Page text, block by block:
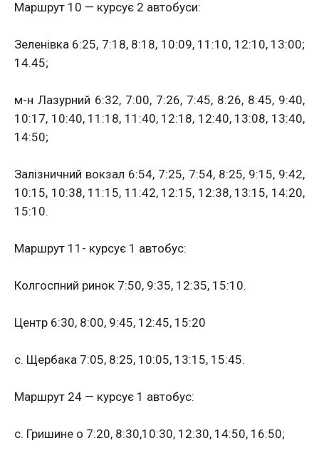
Маршрут 10 — курсує 2 автобуси:
Зеленівка 6:25, 7:18, 8:18, 10:09, 11:10, 12:10, 13:00;
14.45;
м-н Лазурний 6:32, 7:00, 7:26, 7:45, 8:26, 8:45, 9:40,
10:17, 10:40, 11:18, 11:40, 12:18, 12:40, 13:08, 13:40,
14:50;
Залізничний вокзал 6:54, 7:25, 7:54, 8:25, 9:15, 9:42,
10:15, 10:38, 11:15, 11:42, 12:15, 12:38, 13:15, 14:20,
15:10.
Маршрут 11- курсує 1 автобус:
Колгоспний ринок 7:50, 9:35, 12:35, 15:10.
Центр 6:30, 8:00, 9:45, 12:45, 15:20
с. Щербака 7:05, 8:25, 10:05, 13:15, 15:45.
Маршрут 24 — курсує 1 автобус:
с. Гришине о 7:20, 8:30,10:30, 12:30, 14:50, 16:50;